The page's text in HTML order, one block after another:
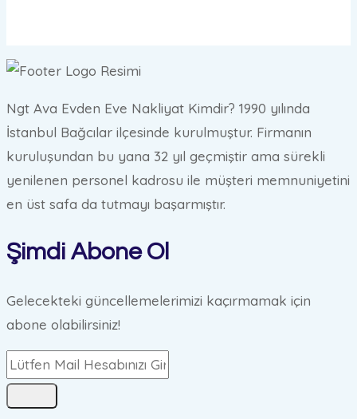
Ngt Ava Evden Eve Nakliyat Kimdir? 1990 yılında
İstanbul Bağcılar ilçesinde kurulmuştur. Firmanın
kuruluşundan bu yana 32 yıl geçmiştir ama sürekli
yenilenen personel kadrosu ile müşteri memnuniyetini
en üst safa da tutmayı başarmıştır.
Şimdi Abone Ol
Gelecekteki güncellemelerimizi kaçırmamak için
abone olabilirsiniz!